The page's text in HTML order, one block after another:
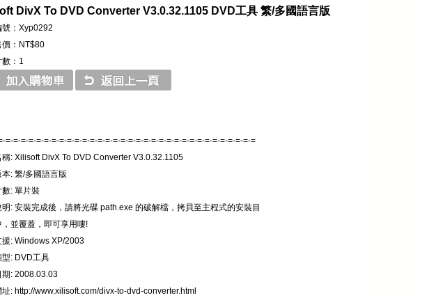
DivX To DVD Converter V3.0.32.1105 DVD工具 繁/多國語言版
號：Xyp0292
價：NT$80
數：1
=-=-=-=-=-=-=-=-=-=-=-=-=-=-=-=-=-=-=-=-=-=-=-=-=-=-=-=-=-=-=-=-=
稱: Xilisoft DivX To DVD Converter V3.0.32.1105
: 繁/多國語言版
數: 單片裝
明: 安裝完成後，請將光碟 path.exe 的破解檔，拷貝至主程式的安裝目
，並覆蓋，即可享用嘍!
援: Windows XP/2003
型: DVD工具
期: 2008.03.03
: http://www.xilisoft.com/divx-to-dvd-converter.html